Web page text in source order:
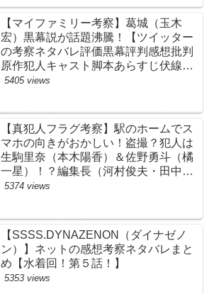
【マイファミリー考察】葛城（玉木
宏）黒幕説が話題沸騰！【ツイッター
の考察ネタバレ評価黒幕評判感想批判
原作犯人キャスト脚本あらすじ伏線ま
とめ】
5405 views
【真犯人フラグ考察】駅のホームでス
マホの向きがおかしい！盗撮？犯人は
生駒里奈（本木陽香）＆佐野勇斗（橘
一星）！？編集長（河村俊夫・田中哲
司説も？【ネット・ツイッターの考察
5374 views
【SSSS.DYNAZENON（ダイナゼノ
ン）】ネットの感想考察ネタバレまと
め【水着回！第５話！】
5353 views